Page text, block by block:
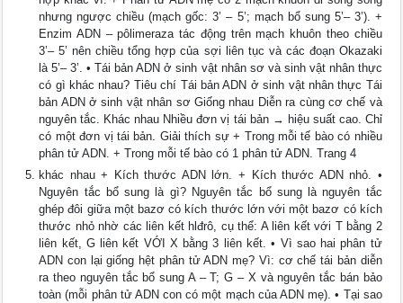
nhưng ngược chiều (mạch gốc: 3’ – 5’; mạch bổ sung 5’– 3’). +
Enzim ADN – pôlimeraza tác động trên mạch khuôn theo chiều
3’– 5’ nên chiều tổng hợp của sợi liên tục và các đoạn Okazaki
là 5’– 3’. • Tái bản ADN ở sinh vật nhân sơ và sinh vật nhân thực
có gì khác nhau? Tiêu chí Tái bản ADN ở sinh vật nhân thực Tái
bản ADN ở sinh vật nhân sơ Giống nhau Diễn ra cùng cơ chế và
nguyên tắc. Khác nhau Nhiều đơn vị tái bản → hiệu suất cao. Chỉ
có một đơn vị tái bản. Giải thích sự + Trong mỗi tế bào có nhiều
phân tử ADN. + Trong mỗi tế bào có 1 phân tử ADN. Trang 4
khác nhau + Kích thước ADN lớn. + Kích thước ADN nhỏ. •
Nguyên tắc bổ sung là gì? Nguyên tắc bổ sung là nguyên tắc
ghép đôi giữa một bazơ có kích thước lớn với một bazơ có kích
thước nhỏ nhờ các liên kết hlđrô, cụ thể: A liên kết với T bằng 2
liên kết, G liên kết VỚI X bằng 3 liên kết. • Vì sao hai phân tử
ADN con lại giống hệt phân tử ADN mẹ? Vì: cơ chế tái bản diễn
ra theo nguyên tắc bổ sung A – T; G – X và nguyên tắc bán bảo
toàn (mỗi phân tử ADN con có một mạch của ADN mẹ). • Tại sao